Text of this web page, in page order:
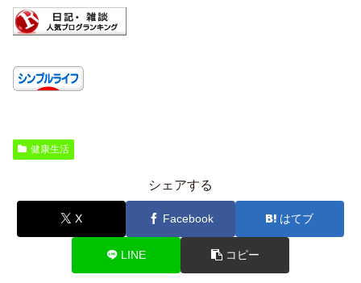
健康生活
シェアする
X Facebook はてブ
LINE コピー